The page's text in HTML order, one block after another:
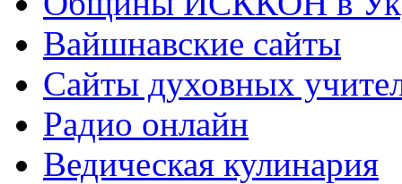
Вайшнавские сайты
Сайты духовных
Радио онлайн
Ведическая кулинария